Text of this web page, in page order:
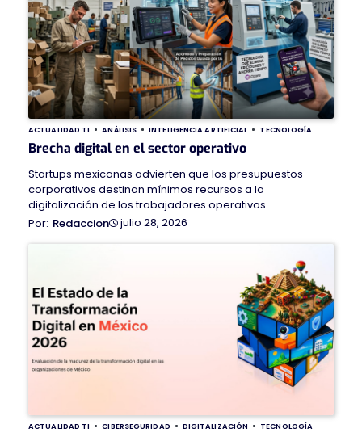
ACTUALIDAD TI ANÁLISIS INTELIGENCIA ARTIFICIAL TECNOLOGÍA
Brecha digital en el sector operativo
Startups mexicanas advierten que los presupuestos
corporativos destinan mínimos recursos a la
digitalización de los trabajadores operativos.
Redaccion
julio 28, 2026
ACTUALIDAD TI CIBERSEGURIDAD DIGITALIZACIÓN TECNOLOGÍA